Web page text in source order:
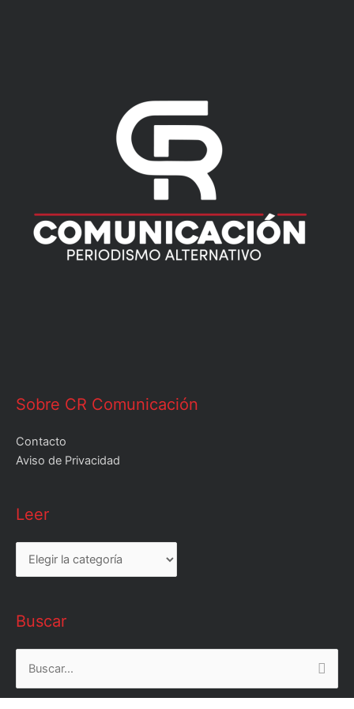
Sobre CR Comunicación
Contacto
Aviso de Privacidad
Leer
Leer
Buscar
Buscar
por: